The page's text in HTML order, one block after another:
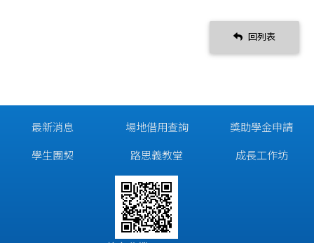
回列表
最新消息
學生團契
場地借用查詢
路思義教堂
獎助學金申請
成長工作坊